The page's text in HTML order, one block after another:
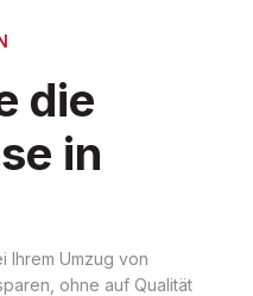
die
in
Ihrem Umzug von
ohne auf Qualität